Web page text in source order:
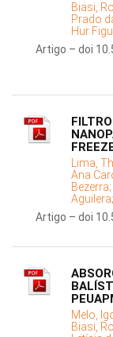
Biasi,
Prado
Hur
Artigo – doi
Lima,
Ana
Bezerra;
Aguilera;
Artigo – doi
Melo,
Biasi,